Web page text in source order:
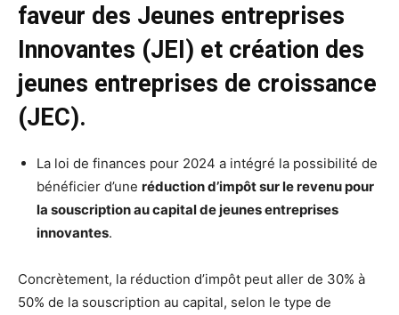
faveur des Jeunes entreprises
Innovantes (JEI) et création des
jeunes entreprises de croissance
(JEC).
La loi de finances pour 2024 a intégré la possibilité de
bénéficier d’une réduction d’impôt sur le revenu pour
la souscription au capital de jeunes entreprises
innovantes.
Concrètement, la réduction d’impôt peut aller de 30% à
50% de la souscription au capital, selon le type de